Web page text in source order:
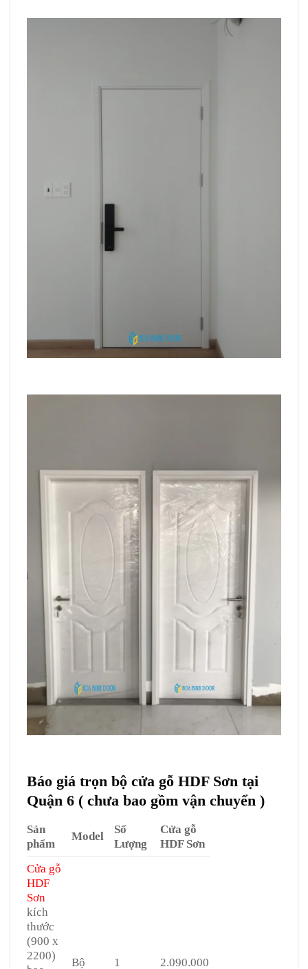
Báo giá trọn bộ cửa gỗ HDF Sơn tại
Quận 6 ( chưa bao gồm vận chuyển )
Sản
phẩm
Model
Số
Lượng
Cửa gỗ
HDF Sơn
Cửa gỗ
HDF
Sơn
kích
thước
(900 x
2200)
Bộ 1 2.090.000